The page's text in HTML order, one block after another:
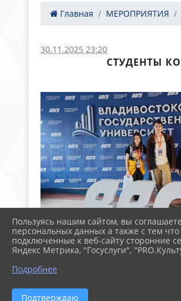
Главная МЕРОПРИЯТИЯ
30.11.2025 23:20
СТУДЕНТЫ
Пользуясь нашим сайтом, вы
персональных данных а также с тем
подключенные к веб-сайту сторонние
Яндекс Метрика, "Госуслуги",
Подробнее
Подтверждаю